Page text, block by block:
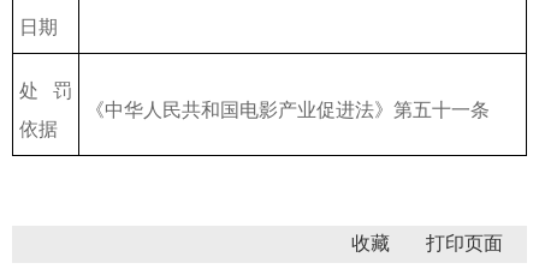
日期
处罚
依据
《中华人民共和国电影产业促进法》第五十一条
收藏